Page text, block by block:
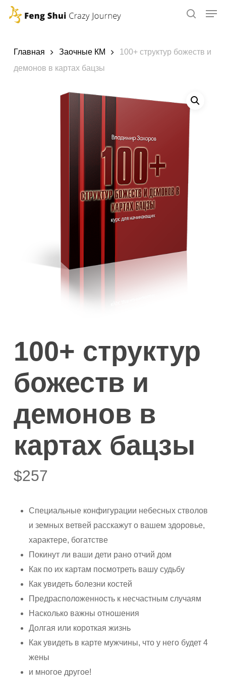
Skip
contentГлавная Заочные КМ
100+ структур божеств и
демонов в картах бацзы
100+ структур
божеств и
демонов в
картах бацзы
$257
Специальные конфигурации небесных стволов
и земных ветвей расскажут о вашем здоровье,
характере, богатстве
Покинут ли ваши дети рано отчий дом
Как по их картам посмотреть вашу судьбу
Как увидеть болезни костей
Предрасположенность к несчастным случаям
Насколько важны отношения
Долгая или короткая жизнь
Как увидеть в карте мужчины, что у него будет 4
жены
и многое другое!